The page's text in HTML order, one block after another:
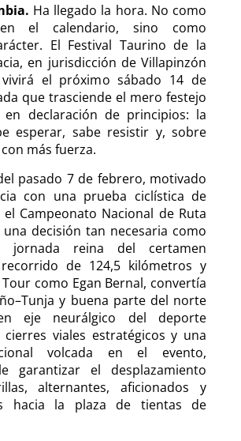
Ha llegado la hora. No como
el calendario, sino como
El Festival Taurino de la
en jurisdicción de Villapinzón
vivirá el próximo sábado 14 de
que trasciende el mero festejo
en declaración de principios: la
esperar, sabe resistir y, sobre
más fuerza.
pasado 7 de febrero, motivado
con una prueba ciclística de
Campeonato Nacional de Ruta
decisión tan necesaria como
jornada reina del certamen
de 124,5 kilómetros y
como Egan Bernal, convertía
y buena parte del norte
eje neurálgico del deporte
cierres viales estratégicos y una
volcada en el evento,
garantizar el desplazamiento
alternantes, aficionados y
hacia la plaza de tientas de